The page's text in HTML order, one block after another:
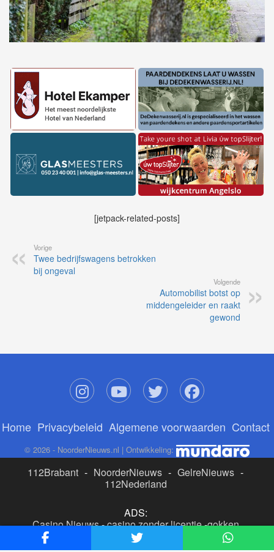
[jetpack-related-posts]
Vorige
Twee bedrijfswagens betrokken
bij ongeval
Volgende
Automobilist botst op
middengeleider en raakt
gewond
Home Privacybeleid Algemene voorwaarden Contact
© 2026 - NoorderNieuws.nl | Ontwikkeling:
112Brabant - NoorderNieuws - GelreNieuws -
112Nederland
ADS:
Casino Nieuws-casino zonder licentie-gokken
buitenlandse site
beste online casino nederland